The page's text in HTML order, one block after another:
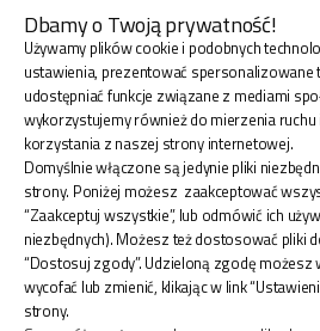
BLINK SHOP Joanna Pradellok,
18 20-388 Lublin
ZAKUPY
INFORMACJE
Dbamy o Twoją prywatność!
Używamy plików cookie i podobnych
ustawienia, prezentować spersonalizowane
udostępniać funkcje związane z mediami
wykorzystujemy również do mierzenia
korzystania z naszej strony internetowej.
Domyślnie włączone są jedynie pliki
strony. Poniżej możesz zaakceptować
“Zaakceptuj wszystkie”, lub odmówić ich
niezbędnych). Możesz też dostosować pliki
“Dostosuj zgody”. Udzieloną zgodę
wycofać lub zmienić, klikając w link
strony.